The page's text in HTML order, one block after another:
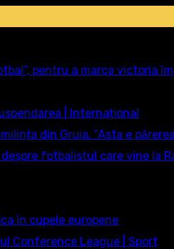
pentru a marca victoria
| Internațional
din Gruia. ”Asta e
fotbalistul care vine la
în cupele europene
Conference League | Sport